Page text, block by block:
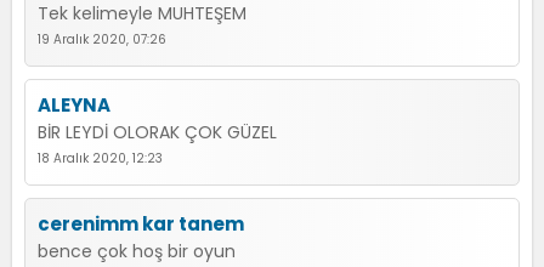
Tek kelimeyle MUHTEŞEM
19 Aralık 2020, 07:26
ALEYNA
BİR LEYDİ OLORAK ÇOK GÜZEL
18 Aralık 2020, 12:23
cerenimm kar tanem
bence çok hoş bir oyun